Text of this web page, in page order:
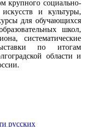
крупного социально-
и культуры,
для обучающихся
школ,
систематические
по итогам
области и